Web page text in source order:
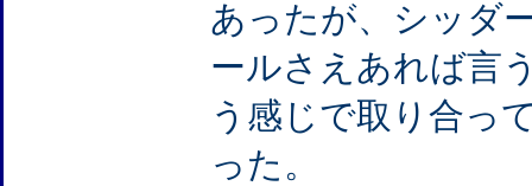
あったが、シッダ
ールさえあれば言
う感じで取り合っ
った。